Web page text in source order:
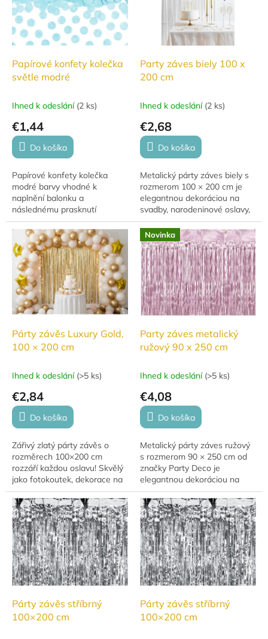
Papírové konfety kolečka
světle modré
Ihned k odeslání (2 ks)
€1,44
Do košíka
Papírové konfety kolečka
modré barvy vhodné k
naplnění balonku a
následnému prasknutí
balonku, které vytvoří skvělý
efekt.
Party záves biely 100 x
200 cm
Ihned k odeslání (2 ks)
€2,68
Do košíka
Metalický párty záves biely s
rozmerom 100 × 200 cm je
elegantnou dekoráciou na
svadby, narodeninové oslavy,
krstiny aj tematické večierky.
Vytvorí efektné pozadie do...
Párty závěs Luxury Gold,
100 × 200 cm
Ihned k odeslání (>5 ks)
€2,84
Do košíka
Zářivý zlatý párty závěs o
rozměrech 100×200 cm
rozzáří každou oslavu! Skvělý
jako fotokoutek, dekorace na
stěnu nebo vchod.
Novinka
Party záves metalický
ružový 90 x 250 cm
Ihned k odeslání (>5 ks)
€4,08
Do košíka
Metalický párty záves ružový
s rozmerom 90 × 250 cm od
značky Party Deco je
elegantnou dekoráciou na
narodeninové oslavy, svadby,
baby shower aj ďalšie
slávnostné príležitosti....
Párty závěs stříbrný
100×200 cm
Párty závěs stříbrný
100×200 cm